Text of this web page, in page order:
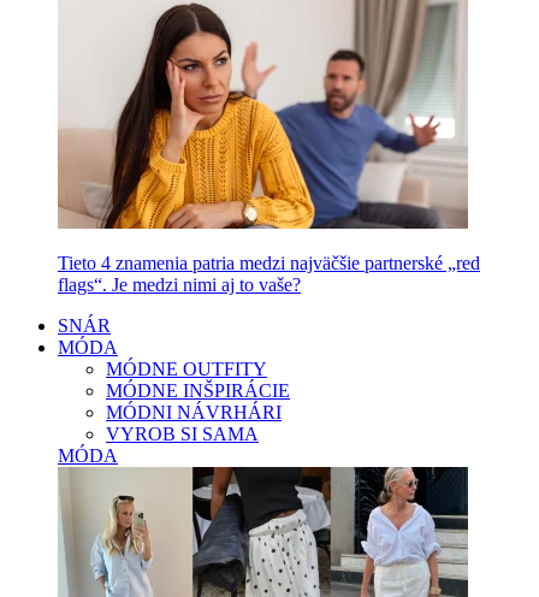
Tieto 4 znamenia patria medzi najväčšie partnerské „red
flags“. Je medzi nimi aj to vaše?
SNÁR
MÓDA
MÓDNE OUTFITY
MÓDNE INŠPIRÁCIE
MÓDNI NÁVRHÁRI
VYROB SI SAMA
MÓDA